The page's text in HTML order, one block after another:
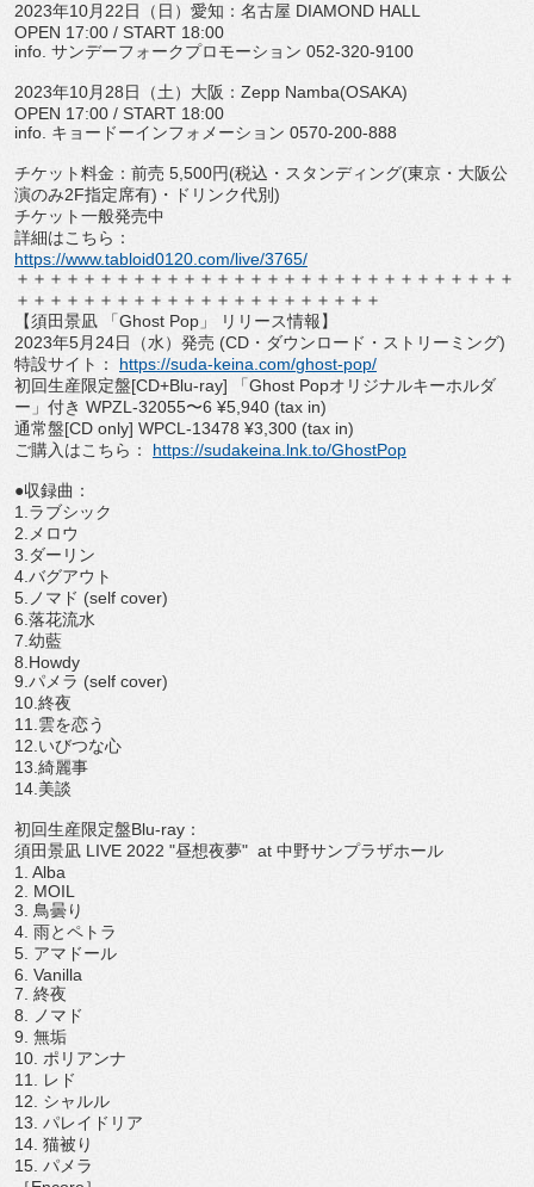
2023年10月 22日（日）愛知：名古屋 DIAMOND HALL
OPEN 17:00 / START 18:00
info. サンデーフォークプロモーション 052-320-9100
2023年10月 28日（土）大阪： Zepp Namba(OSAKA)
OPEN 17:00 / START 18:00
info. キョードーインフォメーション 0570-200-888
チケット料金：前売 5,500円(税込・スタンディング(東京 ・大阪公
演のみ2F指定席有) ・ドリンク代別)
チケット一般発売中
詳細はこちら：
https://www.tabloid0120.com/live/3765/
＋＋＋＋＋＋＋＋＋＋＋＋＋＋＋＋＋＋＋＋＋＋＋＋＋＋＋＋＋＋
＋＋＋＋＋＋＋＋＋＋＋＋＋＋＋＋＋＋＋＋＋＋
【須田景凪 「Ghost Pop 」 リリース情報】
2023年5月 24日（水）発売 (CD ・ダウンロード・ ストリーミング)
特設サイト： https://suda-keina.com/ghost-pop/
初回生産限定盤[CD+Blu-ray] 「Ghost Popオリジナルキーホルダ
ー」付き WPZL-32055〜6 ¥5,940 (tax in)
通常盤[CD only] WPCL-13478 ¥3,300 (tax in)
ご購入はこちら： https://sudakeina. lnk.to/GhostPop
●収録曲：
1. ラブシック
2. メロウ
3. ダーリン
4. バグアウト
5. ノマド (self cover)
6. 落花流水
7. 幼藍
8.Howdy
9. パメラ (self cover)
10. 終夜
11. 雲を恋う
12. いびつな心
13. 綺麗事
14. 美談
初回生産限定盤Blu-ray ：
須田景凪 LIVE 2022 "昼想夜夢" at 中野サンプラザホール
1. Alba
2. MOIL
3. 鳥曇り
4. 雨とペトラ
5. アマドール
6. Vanilla
7. 終夜
8.
ノマド
9. 無垢
10. ポリアンナ
11.
レド
12. シャルル
13. パレイドリア
14. 猫被り
15. パメラ